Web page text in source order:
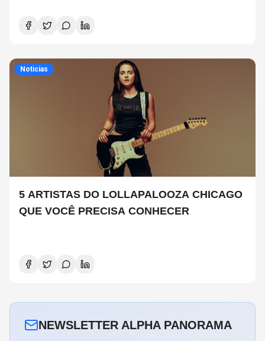
Noticias
5 ARTISTAS DO LOLLAPALOOZA CHICAGO
QUE VOCÊ PRECISA CONHECER
NEWSLETTER ALPHA PANORAMA